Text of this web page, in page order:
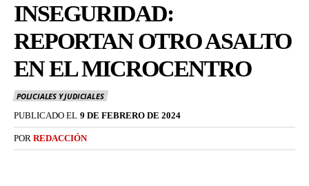
INSEGURIDAD:
REPORTAN OTRO ASALTO
EN EL MICROCENTRO
POLICIALES Y JUDICIALES
PUBLICADO EL 9 DE FEBRERO DE 2024
POR REDACCIÓN